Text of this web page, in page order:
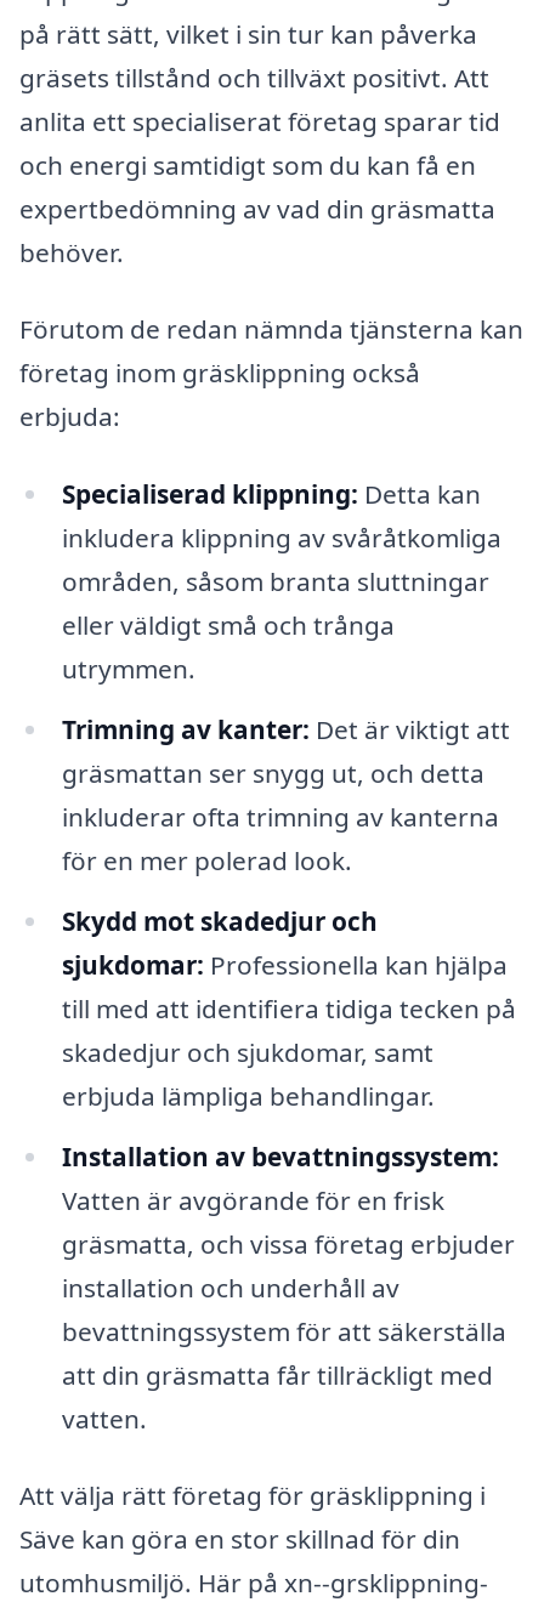
på rätt sätt, vilket i sin tur kan påverka
gräsets tillstånd och tillväxt positivt. Att
anlita ett specialiserat företag sparar tid
och energi samtidigt som du kan få en
expertbedömning av vad din gräsmatta
behöver.
Förutom de redan nämnda tjänsterna kan
företag inom gräsklippning också
erbjuda:
Specialiserad klippning: Detta kan
inkludera klippning av svåråtkomliga
områden, såsom branta sluttningar
eller väldigt små och trånga
utrymmen.
Trimning av kanter: Det är viktigt att
gräsmattan ser snygg ut, och detta
inkluderar ofta trimning av kanterna
för en mer polerad look.
Skydd mot skadedjur och
sjukdomar: Professionella kan hjälpa
till med att identifiera tidiga tecken på
skadedjur och sjukdomar, samt
erbjuda lämpliga behandlingar.
Installation av bevattningssystem:
Vatten är avgörande för en frisk
gräsmatta, och vissa företag erbjuder
installation och underhåll av
bevattningssystem för att säkerställa
att din gräsmatta får tillräckligt med
vatten.
Att välja rätt företag för gräsklippning i
Säve kan göra en stor skillnad för din
utomhusmiljö. Här på xn--grsklippning-